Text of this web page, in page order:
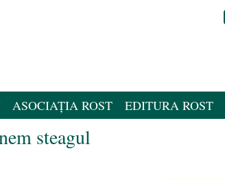
ASOCIAȚIA ROST EDITURA ROST
steagul